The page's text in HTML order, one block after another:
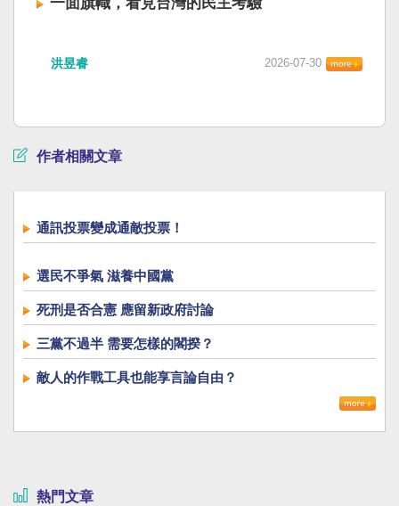
洪昱睿 2026-07-30
作者相關文章
通訊投票變成通敵投票！
選民不爭氣 滋養中國黨
死刑是否合憲 應留新政府討論
三黨不過半 需要怎樣的閣揆？
敵人的作戰工具也能享言論自由？
熱門文章